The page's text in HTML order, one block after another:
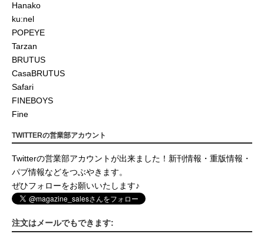
Hanako
ku:nel
POPEYE
Tarzan
BRUTUS
CasaBRUTUS
Safari
FINEBOYS
Fine
TWITTERの営業部アカウント
Twitterの営業部アカウントが出来ました！新刊情報・重版情報・
パブ情報などをつぶやきます。
ぜひフォローをお願いいたします♪
注文はメールでもできます: